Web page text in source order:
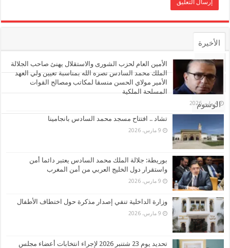
الأخيرة
الأشهر
تعليقات
الوسوم
الأمين العام لحزب الشورى والاستقلال يهنئ صاحب الجلالة
الملك محمد السادس نصره الله بمناسبة تعيين ولي العهد
الأمير مولاي الحسن منسقا لمكاتب ومصالح القوات
المسلحة الملكية
4 مايو، 2026
تشاد .. افتتاح مسجد محمد السادس بانجامينا
9 مارس، 2026
بوريطة: جلالة الملك محمد السادس يعتبر دائما أمن
واستقرار دول الخليج العربي من أمن المغرب
9 مارس، 2026
وزارة الداخلية تنفي إصدار مذكرة حول اختطاف الأطفال
9 مارس، 2026
تحديد يوم 23 شتنبر 2026 لإجراء انتخابات أعضاء مجلس